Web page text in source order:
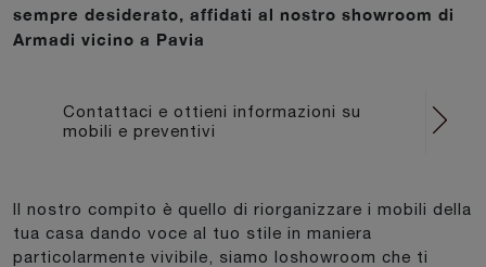
sempre desiderato, affidati al nostro showroom di
Armadi vicino a Pavia
Contattaci e ottieni informazioni su
mobili e preventivi
Il nostro compito è quello di riorganizzare i mobili della
tua casa dando voce al tuo stile in maniera
particolarmente vivibile, siamo loshowroom che ti